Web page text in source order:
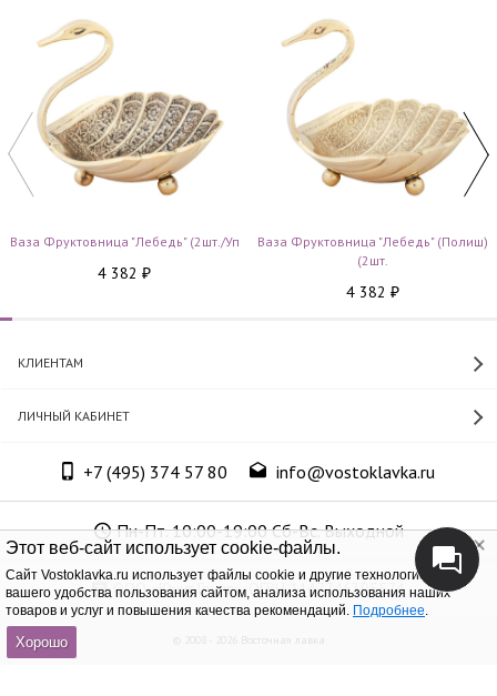
Этот веб-сайт использует cookie-файлы.
Cайт Vostoklavka.ru использует файлы cookie и другие технологии для
вашего удобства пользования сайтом, анализа использования наших
товаров и услуг и повышения качества рекомендаций. Подробнее.
Хорошо
Ваза Фруктовница "Лебедь" (2шт./уп
4 382 ₽
Ваза Фруктовница "Лебедь" (полиш)
(2шт.
4 382 ₽
КЛИЕНТАМ
ЛИЧНЫЙ КАБИНЕТ
+7 (495) 374 57 80 info@vostoklavka.ru
Пн-Пт. 10:00-19:00 Сб-Вс. Выходной
ООО «Юнит Групп», ОГРН 1147746305574